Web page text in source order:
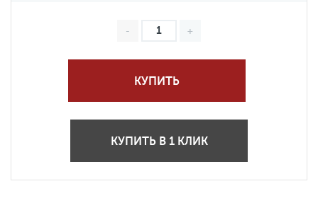
КУПИТЬ
КУПИТЬ В 1 КЛИК